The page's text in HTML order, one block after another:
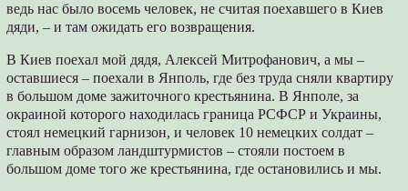
ведь нас было восемь человек, не считая поехавшего в Киев
дяди, – и там ожидать его возвращения.
В Киев поехал мой дядя, Алексей Митрофанович, а мы –
оставшиеся – поехали в Янполь, где без труда сняли квартиру
в большом доме зажиточного крестьянина. В Янполе, за
окраиной которого находилась граница РСФСР и Украины,
стоял немецкий гарнизон, и человек 10 немецких солдат –
главным образом ландштурмистов – стояли постоем в
большом доме того же крестьянина, где остановились и мы.